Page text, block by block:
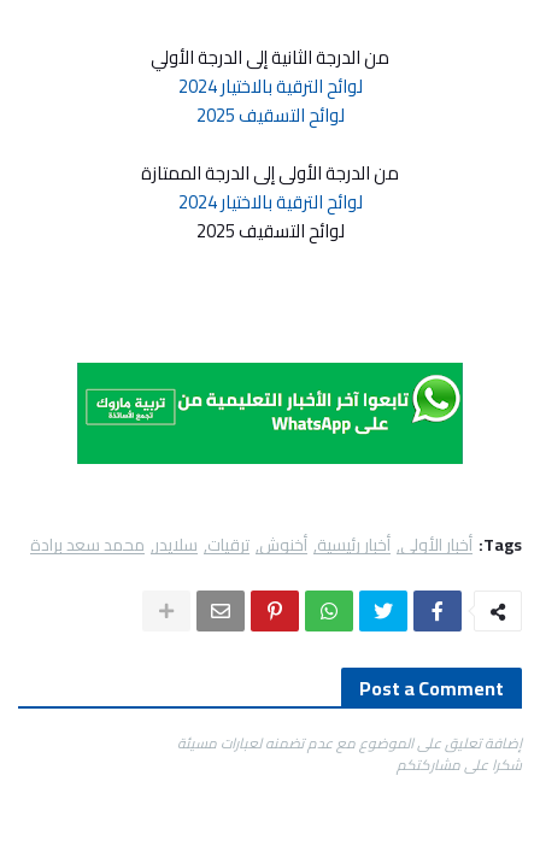
من الدرجة الثانية إلى الدرجة الأولي
لوائح الترقية بالاختيار 2024
لوائح التسقيف 2025
من الدرجة الأولى إلى الدرجة الممتازة
لوائح الترقية بالاختيار 2024
لوائح التسقيف 2025
Tags: أخبار الأولى أخبار رئيسية أخنوش ترقيات سلايدر محمد سعد برادة
Post a Comment
إضافة تعليق على الموضوع مع عدم تضمنه لعبارات مسيئة
شكرا على مشاركتكم